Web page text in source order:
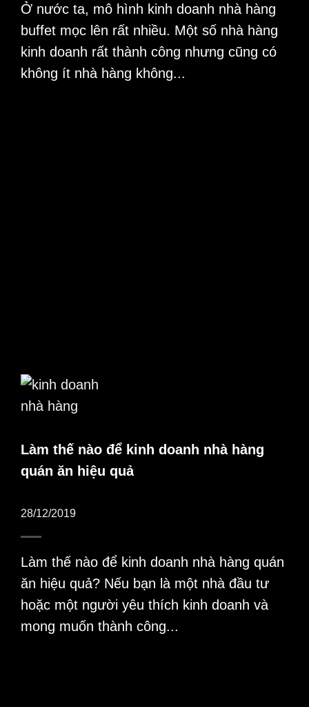
Ở nước ta, mô hình kinh doanh nhà hàng
buffet mọc lên rất nhiều. Một số nhà hàng
kinh doanh rất thành công nhưng cũng có
không ít nhà hàng không...
Làm thế nào để kinh doanh nhà hàng
quán ăn hiệu quả
28/12/2019
Làm thế nào để kinh doanh nhà hàng quán
ăn hiệu quả? Nếu bạn là một nhà đầu tư
hoặc một người yêu thích kinh doanh và
mong muốn thành công...